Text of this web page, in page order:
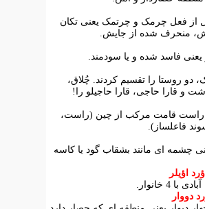
از فعل چرمک و چرتمک یعنی تکان
منحرف شده از جایش.
یعنی فاسد شده و یا سودمند.
دو روستا را تقسیم کردند. چُلاق،
و قارا حاجی، قارا حاجیلو را!
راست قامت مرکب از چین (راست،
فاعلساز).
چشمه ای مانند بشقاب گود یا کاسه
اؤیلر
4 خانوار.
دووار